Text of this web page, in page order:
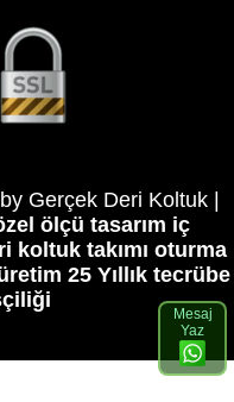
Gerçek Deri Koltuk |
ölçü tasarım iç
koltuk takımı oturma
25 Yıllık tecrübe
Mesaj
Yaz